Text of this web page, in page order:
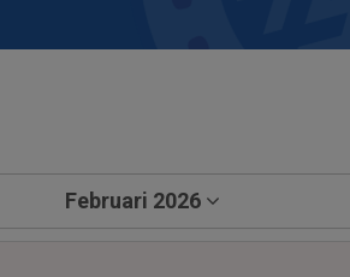
Februari 2026